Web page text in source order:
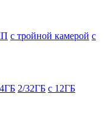
с тройной камерой с
2/32ГБ с 12ГБ